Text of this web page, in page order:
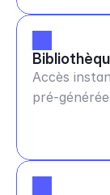
Accès
pré-